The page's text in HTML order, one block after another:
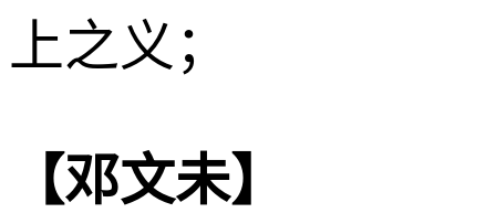
上之义；
【邓文未】